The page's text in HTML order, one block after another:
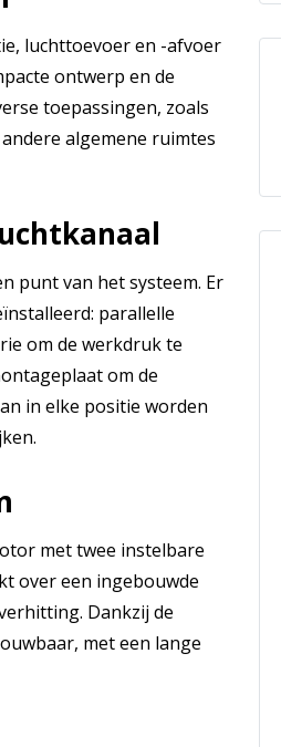
luchttoevoer en -afvoer
ontwerp en de
toepassingen, zoals
algemene ruimtes
punt van het systeem. Er
parallelle
om de werkdruk te
om de
in elke positie worden
met twee instelbare
over een ingebouwde
Dankzij de
met een lange